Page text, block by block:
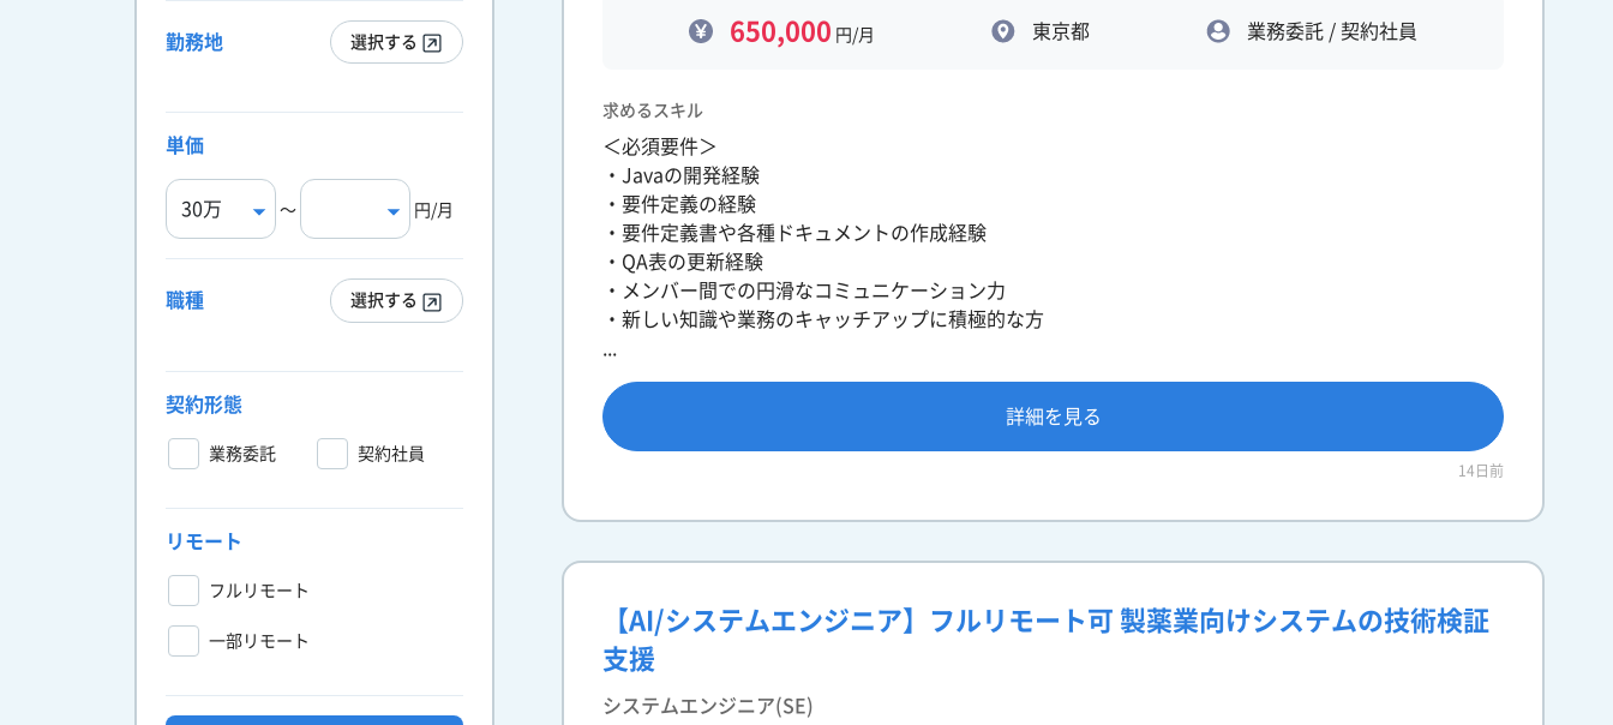
勤務地 選択する
単価
〜 円/月
職種 選択する
契約形態
業務委託 契約社員
リモート
フルリモート
一部リモート
650,000 円/月 東京都 業務委託 / 契約社員
求めるスキル
＜必須要件＞
・Javaの開発経験
・要件定義の経験
・要件定義書や各種ドキュメントの作成経験
・QA表の更新経験
・メンバー間での円滑なコミュニケーション力
・新しい知識や業務のキャッチアップに積極的な方
詳細を見る
14日前
【AI/システムエンジニア】フルリモート可 製薬業向けシステムの技術検証
支援
システムエンジニア(SE)